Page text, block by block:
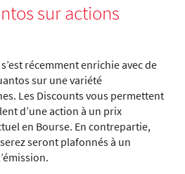
sur actions
récemment enrichie avec de
sur une variété
Les Discounts vous permettent
d’une action à un prix
en Bourse. En contrepartie,
seront plafonnés à un